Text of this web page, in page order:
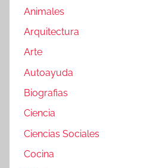
Animales
Arquitectura
Arte
Autoayuda
Biografias
Ciencia
Ciencias Sociales
Cocina